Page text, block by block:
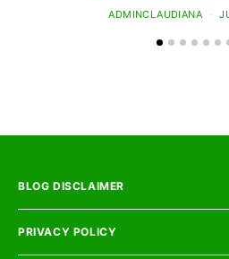
ADMINCLAUDIANA
BLOG DISCLAIMER
PRIVACY POLICY